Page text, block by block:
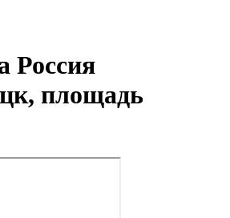
Россия
площадь